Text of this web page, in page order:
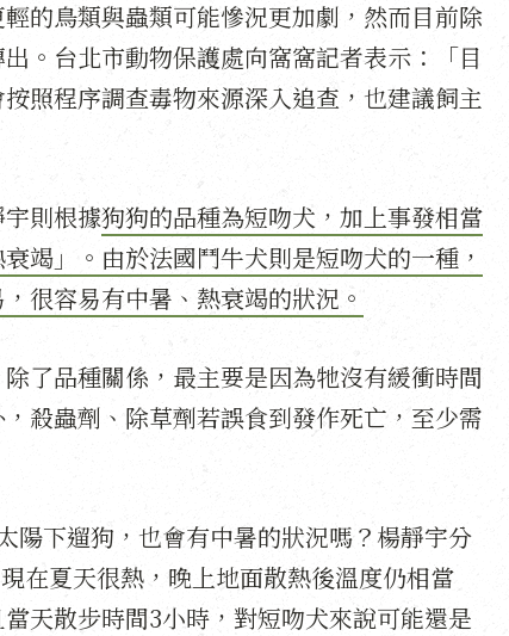
的鳥類與蟲類可能慘況更加劇，然而目前除
。台北市動物保護處向窩窩記者表示：「目
照程序調查毒物來源深入追查，也建議飼主
則根據狗狗的品種為短吻犬，加上事發相當
竭」。由於法國鬥牛犬則是短吻犬的一種，
很容易有中暑、熱衰竭的狀況。
了品種關係，最主要是因為牠沒有緩衝時間
殺蟲劑、除草劑若誤食到發作死亡，至少需
陽下遛狗，也會有中暑的狀況嗎？楊靜宇分
在夏天很熱，晚上地面散熱後溫度仍相當
天散步時間3小時，對短吻犬來說可能還是